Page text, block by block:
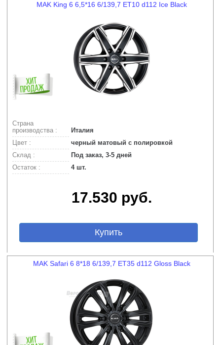
MAK King 6 6,5*16 6/139,7 ET10 d112 Ice Black
Страна
производства :
Италия
Цвет :
черный матовый с полировкой
Склад :
Под заказ, 3-5 дней
Остаток :
4 шт.
17.530 руб.
Купить
MAK Safari 6 8*18 6/139,7 ET35 d112 Gloss Black